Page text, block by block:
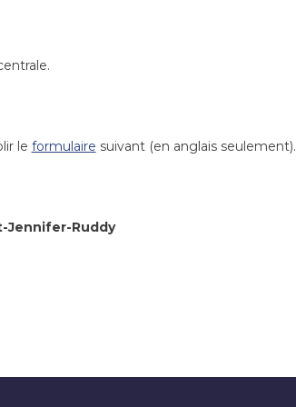
le formulaire suivant (en anglais seulement).
Jennifer-Ruddy